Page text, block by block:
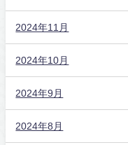
2024年11月
2024年10月
2024年9月
2024年8月